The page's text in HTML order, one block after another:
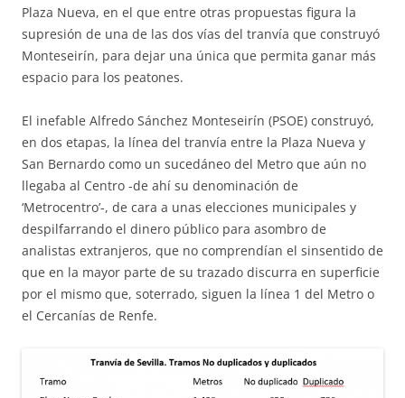
Plaza Nueva, en el que entre otras propuestas figura la
supresión de una de las dos vías del tranvía que construyó
Monteseirín, para dejar una única que permita ganar más
espacio para los peatones.
El inefable Alfredo Sánchez Monteseirín (PSOE) construyó,
en dos etapas, la línea del tranvía entre la Plaza Nueva y
San Bernardo como un sucedáneo del Metro que aún no
llegaba al Centro -de ahí su denominación de
‘Metrocentro’-, de cara a unas elecciones municipales y
despilfarrando el dinero público para asombro de
analistas extranjeros, que no comprendían el sinsentido de
que en la mayor parte de su trazado discurra en superficie
por el mismo que, soterrado, siguen la línea 1 del Metro o
el Cercanías de Renfe.